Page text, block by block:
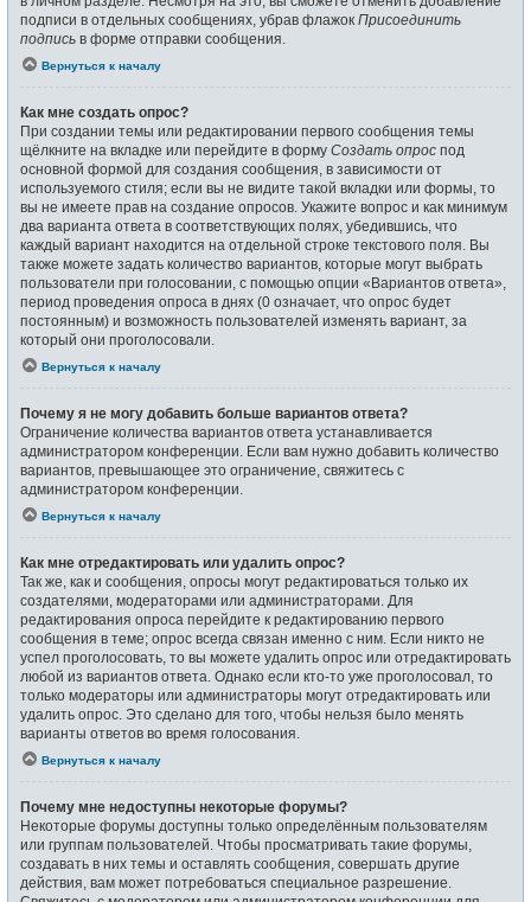
подписи в отдельных сообщениях, убрав флажок Присоединить
подпись в форме отправки сообщения.
Вернуться к началу
Как мне создать опрос?
При создании темы или редактировании первого сообщения темы
щёлкните на вкладке или перейдите в форму Создать опрос под
основной формой для создания сообщения, в зависимости от
используемого стиля; если вы не видите такой вкладки или формы, то
вы не имеете прав на создание опросов. Укажите вопрос и как минимум
два варианта ответа в соответствующих полях, убедившись, что
каждый вариант находится на отдельной строке текстового поля. Вы
также можете задать количество вариантов, которые могут выбрать
пользователи при голосовании, с помощью опции «Вариантов ответа»,
период проведения опроса в днях (0 означает, что опрос будет
постоянным) и возможность пользователей изменять вариант, за
который они проголосовали.
Вернуться к началу
Почему я не могу добавить больше вариантов ответа?
Ограничение количества вариантов ответа устанавливается
администратором конференции. Если вам нужно добавить количество
вариантов, превышающее это ограничение, свяжитесь с
администратором конференции.
Вернуться к началу
Как мне отредактировать или удалить опрос?
Так же, как и сообщения, опросы могут редактироваться только их
создателями, модераторами или администраторами. Для
редактирования опроса перейдите к редактированию первого
сообщения в теме; опрос всегда связан именно с ним. Если никто не
успел проголосовать, то вы можете удалить опрос или отредактировать
любой из вариантов ответа. Однако если кто-то уже проголосовал, то
только модераторы или администраторы могут отредактировать или
удалить опрос. Это сделано для того, чтобы нельзя было менять
варианты ответов во время голосования.
Вернуться к началу
Почему мне недоступны некоторые форумы?
Некоторые форумы доступны только определённым пользователям
или группам пользователей. Чтобы просматривать такие форумы,
создавать в них темы и оставлять сообщения, совершать другие
действия, вам может потребоваться специальное разрешение.